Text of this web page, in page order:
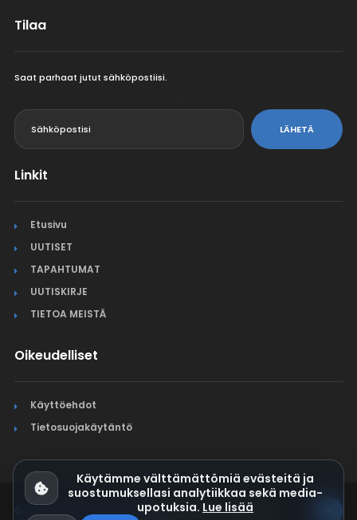
Tilaa
Saat parhaat jutut sähköpostiisi.
LÄHETÄ
Linkit
Etusivu
UUTISET
TAPAHTUMAT
UUTISKIRJE
TIETOA MEISTÄ
Oikeudelliset
Käyttöehdot
Tietosuojakäytäntö
© Jura Synchro 2015-2026. Kaikki oikeudet pidätetään.
Käytämme välttämättömiä evästeitä ja
suostumuksellasi analytiikkaa sekä media-
upotuksia. Lue lisää